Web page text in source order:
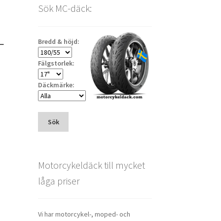
Sök MC-däck:
Bredd & höjd:
Fälgstorlek:
Däckmärke:
Sök
Motorcykeldäck till mycket
låga priser
Vi har motorcykel-, moped- och